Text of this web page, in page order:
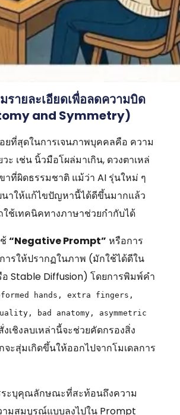
รายละเอียดเพื่อลดความบิด
and Symmetry)
ที่สุดในการเจนภาพบุคคลคือ ความ
ะ เช่น นิ้วมือโผล่มาเกิน, ดวงตาเหล่
ที่ผิดธรรมชาติ แม้ว่า AI รุ่นใหม่ ๆ
าให้แก้ไขปัญหานี้ได้ดีขึ้นมากแล้ว
ใช้เทคนิคทางภาษาช่วยกำกับได้
“Negative Prompt” หรือการ
ารให้ปรากฏในภาพ (มักใช้ได้ดีใน
Stable Diffusion) โดยการพิมพ์คำ
hands, extra fingers,
bad anatomy, asymmetric
งเชิงลบเหล่านี้จะช่วยคัดกรองสิ่ง
ะสุ่มเกิดขึ้นให้ออกไปจากโมเดลการ
ะบุคุณลักษณะที่สะท้อนถึงความ
มสมบูรณ์แบบลงไปใน Prompt